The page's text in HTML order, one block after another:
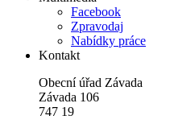
Facebook
Zpravodaj
Nabídky práce
Kontakt
Obecní úřad Závada
Závada 106
747 19